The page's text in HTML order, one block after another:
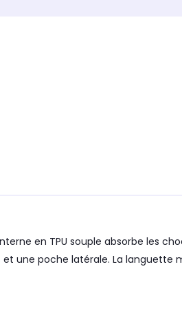
en TPU souple absorbe les
une poche latérale. La languette